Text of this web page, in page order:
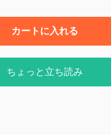
カートに入れる
ちょっと立ち読み